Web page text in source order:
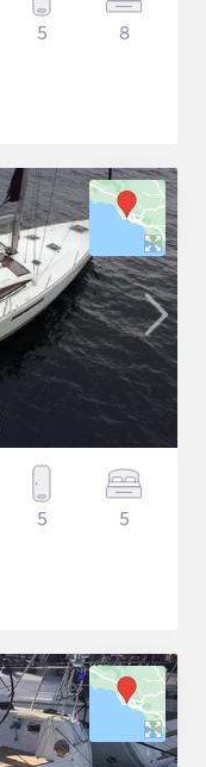
5 8
5 5